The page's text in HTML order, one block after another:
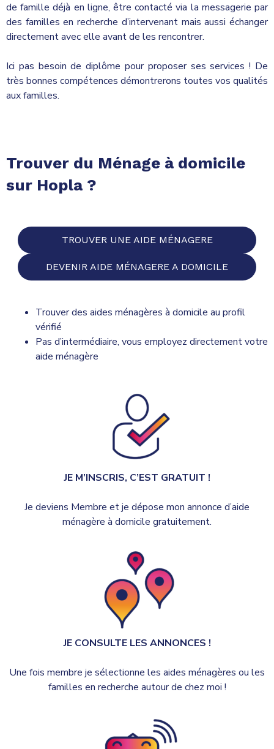
de famille déjà en ligne, être contacté via la messagerie par
des familles en recherche d’intervenant mais aussi échanger
directement avec elle avant de les rencontrer.
Ici pas besoin de diplôme pour proposer ses services ! De
très bonnes compétences démontrerons toutes vos qualités
aux familles.
Trouver du Ménage à domicile
sur Hopla ?
TROUVER UNE AIDE MÉNAGERE
DEVENIR AIDE MÉNAGERE A DOMICILE
Trouver des aides ménagères à domicile au profil
vérifié
Pas d’intermédiaire, vous employez directement votre
aide ménagère
JE M’INSCRIS, C’EST GRATUIT !
Je deviens Membre et je dépose mon annonce d’aide
ménagère à domicile gratuitement.
JE CONSULTE LES ANNONCES !
Une fois membre je sélectionne les aides ménagères ou les
familles en recherche autour de chez moi !